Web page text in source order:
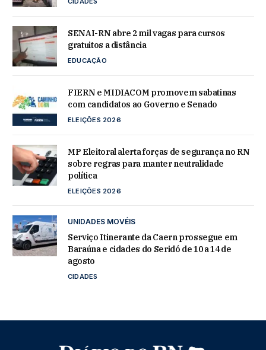
SENAI-RN abre 2 mil vagas para cursos
gratuitos a distância
EDUCAÇÃO
FIERN e MIDIACOM promovem sabatinas
com candidatos ao Governo e Senado
ELEIÇÕES 2026
MP Eleitoral alerta forças de segurança no RN
sobre regras para manter neutralidade
política
ELEIÇÕES 2026
UNIDADES MOVÉIS
Serviço Itinerante da Caern prossegue em
Baraúna e cidades do Seridó de 10 a 14 de
agosto
CIDADES